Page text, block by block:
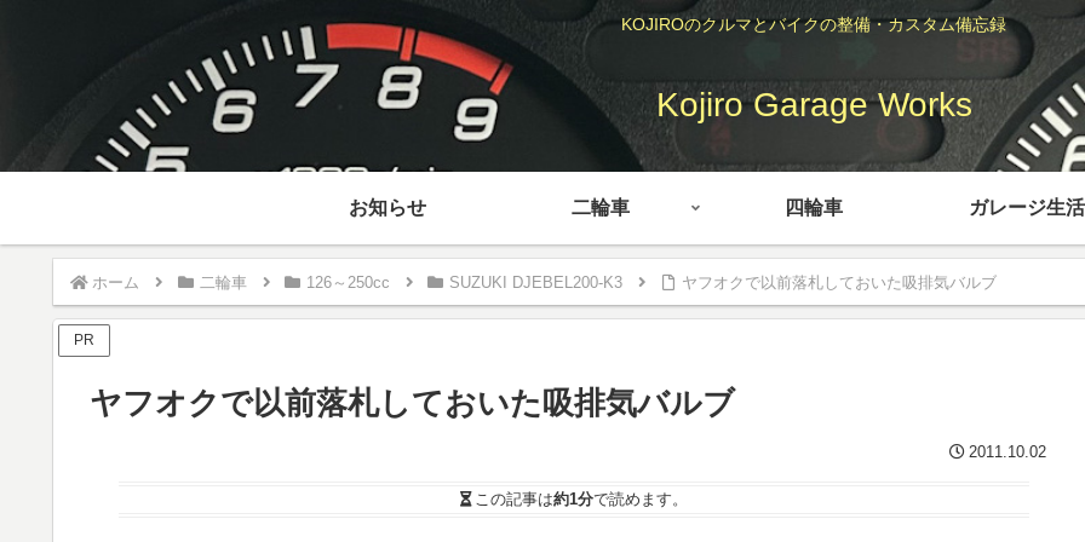
KOJIROのクルマとバイクの整備・カスタム備忘録
Kojiro Garage Works
お知らせ 二輪車 四輪車 ガレージ生活
ホーム 二輪車 126～250cc SUZUKI DJEBEL200-K3 ヤフオクで以前落札しておいた吸排気バルブ
PR
ヤフオクで以前落札しておいた吸排気バルブ
2011.10.02
この記事は約1分で読めます。